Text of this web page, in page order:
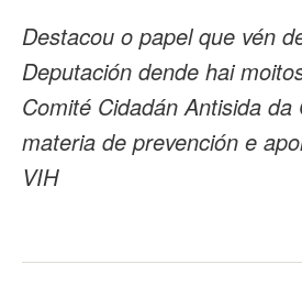
Destacou o papel que vén
Deputación dende hai
Comité Cidadán Antisida da
materia de prevención e
VIH